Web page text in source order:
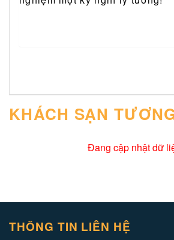
KHÁCH SẠN
Đang cập nhật dữ
THÔNG TIN LIÊN HỆ